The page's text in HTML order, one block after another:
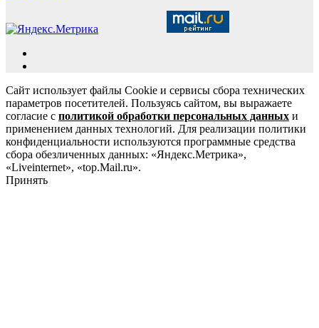
Сайт использует файлы Cookie и сервисы сбора технических
параметров посетителей. Пользуясь сайтом, вы выражаете
согласие с политикой обработки персональных данных и
применением данных технологий. Для реализации политики
конфиденциальности используются программные средства
сбора обезличенных данных: «Яндекс.Метрика»,
«Liveinternet», «top.Mail.ru».
Принять